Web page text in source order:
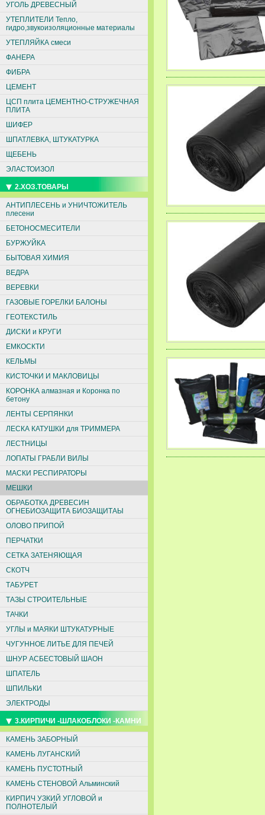
УГОЛЬ ДРЕВЕСНЫЙ
УТЕПЛИТЕЛИ Тепло,
гидро,звукоизоляционные материалы
УТЕПЛЯЙКА смеси
ФАНЕРА
ФИБРА
ЦЕМЕНТ
ЦСП плита ЦЕМЕНТНО-СТРУЖЕЧНАЯ
ПЛИТА
ШИФЕР
ШПАТЛЕВКА, ШТУКАТУРКА
ЩЕБЕНЬ
ЭЛАСТОИЗОЛ
2.ХОЗ.ТОВАРЫ
АНТИПЛЕСЕНЬ и УНИЧТОЖИТЕЛЬ
плесени
БЕТОНОСМЕСИТЕЛИ
БУРЖУЙКА
БЫТОВАЯ ХИМИЯ
ВЕДРА
ВЕРЕВКИ
ГАЗОВЫЕ ГОРЕЛКИ БАЛОНЫ
ГЕОТЕКСТИЛЬ
ДИСКИ и КРУГИ
ЕМКОСКТИ
КЕЛЬМЫ
КИСТОЧКИ И МАКЛОВИЦЫ
КОРОНКА алмазная и Коронка по
бетону
ЛЕНТЫ СЕРПЯНКИ
ЛЕСКА КАТУШКИ для ТРИММЕРА
ЛЕСТНИЦЫ
ЛОПАТЫ ГРАБЛИ ВИЛЫ
МАСКИ РЕСПИРАТОРЫ
МЕШКИ
ОБРАБОТКА ДРЕВЕСИН
ОГНЕБИОЗАЩИТА БИОЗАЩИТАЫ
ОЛОВО ПРИПОЙ
ПЕРЧАТКИ
СЕТКА ЗАТЕНЯЮЩАЯ
СКОТЧ
ТАБУРЕТ
ТАЗЫ СТРОИТЕЛЬНЫЕ
ТАЧКИ
УГЛЫ и МАЯКИ ШТУКАТУРНЫЕ
ЧУГУННОЕ ЛИТЬЕ ДЛЯ ПЕЧЕЙ
ШНУР АСБЕСТОВЫЙ ШАОН
ШПАТЕЛЬ
ШПИЛЬКИ
ЭЛЕКТРОДЫ
3.КИРПИЧИ -ШЛАКОБЛОКИ -КАМНИ
КАМЕНЬ ЗАБОРНЫЙ
КАМЕНЬ ЛУГАНСКИЙ
КАМЕНЬ ПУСТОТНЫЙ
КАМЕНЬ СТЕНОВОЙ Альминский
КИРПИЧ УЗКИЙ УГЛОВОЙ и
ПОЛНОТЕЛЫЙ